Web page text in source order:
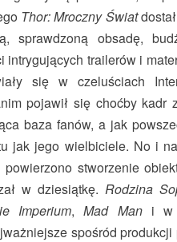
Thor: Mroczny Świat
sprawdzoną obsadę,
intrygujących trailerów i
się w czeluściach
pojawił się choćby kadr
baza fanów, a jak
jak jego wielbiciele. No i
stworzenie
w dziesiątkę. Rodzina
Imperium,Mad Mani w
spośród produkcji